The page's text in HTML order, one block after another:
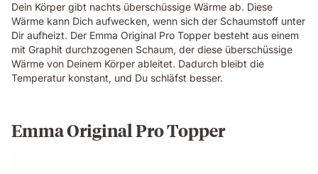
Dein Körper gibt nachts überschüssige Wärme ab. Diese
Wärme kann Dich aufwecken, wenn sich der Schaumstoff unter
Dir aufheizt. Der Emma Original Pro Topper besteht aus einem
mit Graphit durchzogenen Schaum, der diese überschüssige
Wärme von Deinem Körper ableitet. Dadurch bleibt die
Temperatur konstant, und Du schläfst besser.
Emma Original Pro Topper